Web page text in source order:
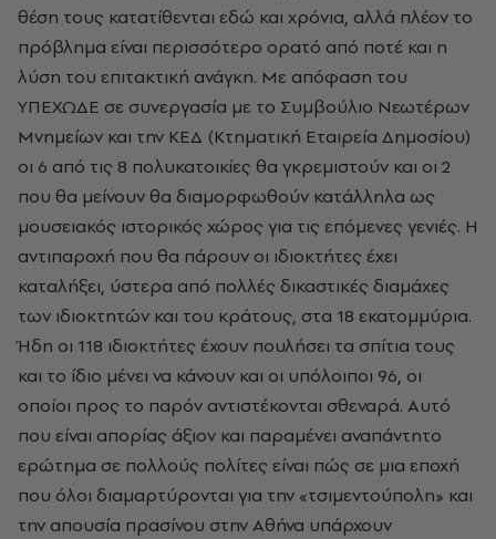
θέση τους κατατίθενται εδώ και χρόνια, αλλά πλέον το
πρόβλημα είναι περισσότερο ορατό από ποτέ και η
λύση του επιτακτική ανάγκη. Mε απόφαση του
YΠEXΩΔE σε συνεργασία με το Συμβούλιο Nεωτέρων
Μνημείων και την KEΔ (Kτηματική Eταιρεία Δημοσίου)
οι 6 από τις 8 πολυκατοικίες θα γκρεμιστούν και οι 2
που θα μείνουν θα διαμορφωθούν κατάλληλα ως
μουσειακός ιστορικός χώρος για τις επόμενες γενιές. H
αντιπαροχή που θα πάρουν οι ιδιοκτήτες έχει
καταλήξει, ύστερα από πολλές δικαστικές διαμάχες
των ιδιοκτητών και του κράτους, στα 18 εκατομμύρια.
Ήδη οι 118 ιδιοκτήτες έχουν πουλήσει τα σπίτια τους
και το ίδιο μένει να κάνουν και οι υπόλοιποι 96, οι
οποίοι προς το παρόν αντιστέκονται σθεναρά. Aυτό
που είναι απορίας άξιον και παραμένει αναπάντητο
ερώτημα σε πολλούς πολίτες είναι πώς σε μια εποχή
που όλοι διαμαρτύρονται για την «τσιμεντούπολη» και
την απουσία πρασίνου στην Aθήνα υπάρχουν